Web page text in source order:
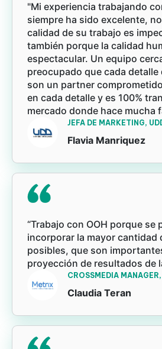
"Mi experiencia trabajando
siempre ha sido excelente,
calidad de su trabajo es
también porque la calidad
espectacular. Un equipo
preocupado que cada detalle
son un partner
en cada detalle y es 100%
mercado donde hace mucha
JEFA DE MARKETING,
Flavia Manriquez
“Trabajo con OOH porque se
incorporar la mayor cantidad
posibles, que son
proyección de resultados de
CROSSMEDIA
Claudia Teran